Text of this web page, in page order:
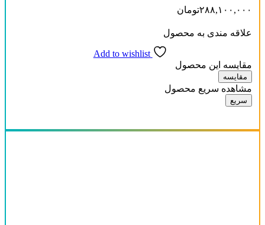
۲۸۸,۱۰۰,۰۰۰تومان
علاقه مندی به محصول
Add to wishlist
مقایسه این محصول
مقایسه
مشاهده سریع محصول
سریع